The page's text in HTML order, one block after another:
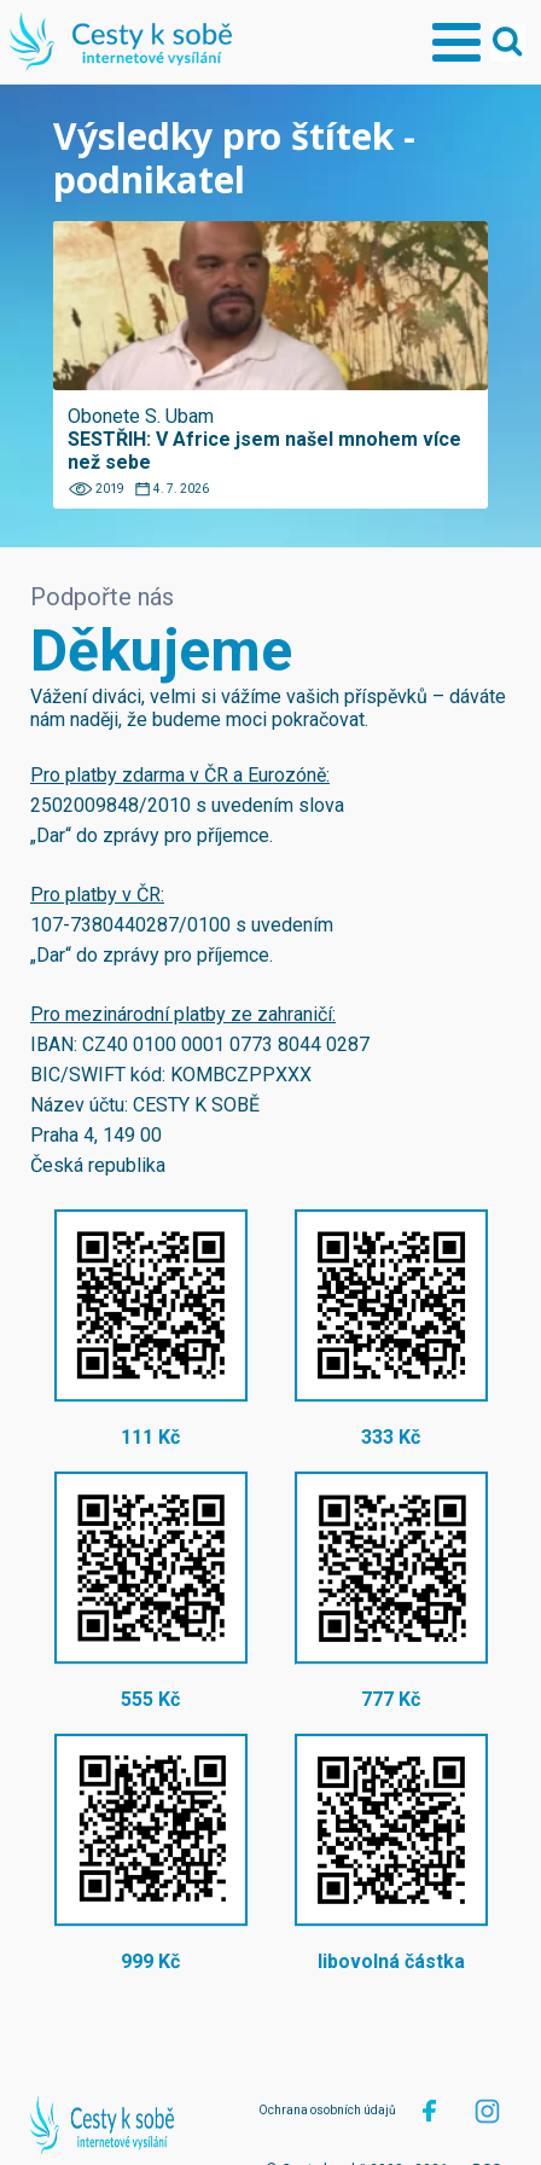
Výsledky pro štítek -
podnikatel
Obonete S. Ubam
SESTŘIH: V Africe jsem našel mnohem více
než sebe
2019 4. 7. 2026
Podpořte nás
Děkujeme
Vážení diváci, velmi si vážíme vašich příspěvků – dáváte
nám naději, že budeme moci pokračovat.
Pro platby zdarma v ČR a Eurozóně:
2502009848/2010 s uvedením slova
„Dar“ do zprávy pro příjemce.
Pro platby v ČR:
107-7380440287/0100 s uvedením
„Dar“ do zprávy pro příjemce.
Pro mezinárodní platby ze zahraničí:
IBAN: CZ40 0100 0001 0773 8044 0287
BIC/SWIFT kód: KOMBCZPPXXX
Název účtu: CESTY K SOBĚ
Praha 4, 149 00
Česká republika
111 Kč 333 Kč
555 Kč 777 Kč
999 Kč libovolná částka
Ochrana osobních údajů